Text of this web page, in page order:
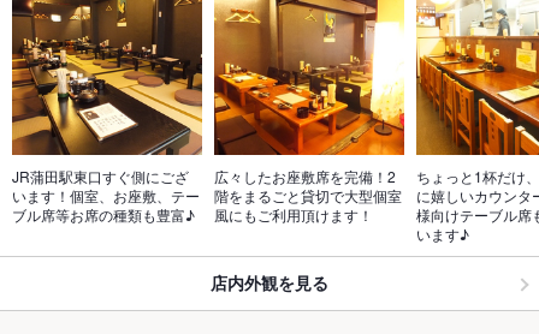
JR蒲田駅東口すぐ側にござ
います！個室、お座敷、テー
ブル席等お席の種類も豊富♪
広々したお座敷席を完備！2
階をまるごと貸切で大型個室
風にもご利用頂けます！
ちょっと1杯だけ
に嬉しいカウンタ
様向けテーブル席
います♪
店内外観を見る